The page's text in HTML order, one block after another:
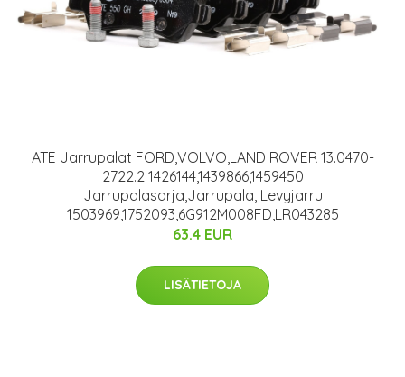
ATE Jarrupalat FORD,VOLVO,LAND ROVER 13.0470-
2722.2 1426144,1439866,1459450
Jarrupalasarja,Jarrupala, Levyjarru
1503969,1752093,6G912M008FD,LR043285
63.4 EUR
LISÄTIETOJA